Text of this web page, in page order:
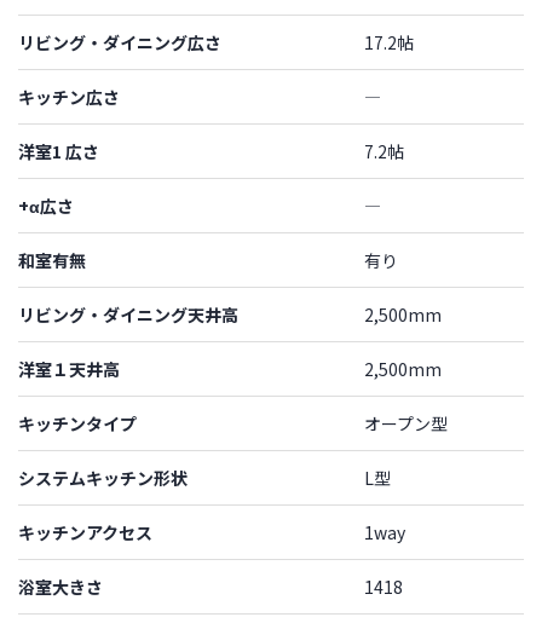
リビング・ダイニング広さ 17.2帖
キッチン広さ ―
洋室1 広さ 7.2帖
+α広さ ―
和室有無 有り
リビング・ダイニング天井高 2,500mm
洋室１天井高 2,500mm
キッチンタイプ オープン型
システムキッチン形状 L型
キッチンアクセス 1way
浴室大きさ 1418